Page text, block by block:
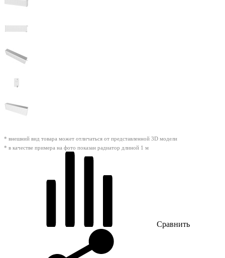
* внешний вид товара может отличаться от представленной 3D модели
* в качестве примера на фото показан радиатор длиной 1 м
Сравнить